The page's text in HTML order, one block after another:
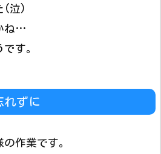
(泣)
ね…
す。
れずに
作業です。